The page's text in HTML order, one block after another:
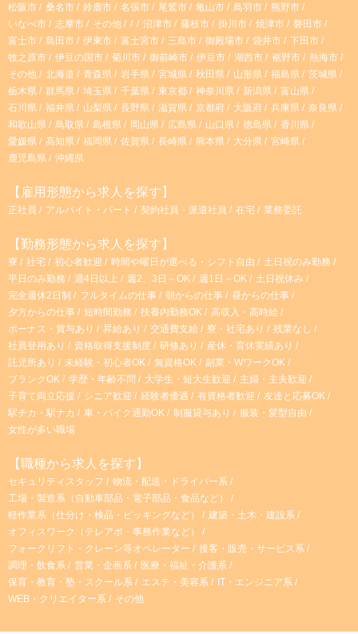
松阪市
桑名市 鈴鹿市 名張市 尾鷲市 亀山市 鳥羽市
熊野市
いなべ市
志摩市 その他 沼津市 藤枝市 掛川市 焼津市
磐田市
富士市
島田市 伊東市 富士宮市 三島市 御殿場市 袋井市
下田市
牧之原市
伊豆の国市 菊川市 御前崎市 伊豆市 湖西市 裾野市
熱海市
その他
北海道 青森県 岩手県 宮城県 秋田県 山形県 福島県
茨城県
栃木県
群馬県 埼玉県 千葉県 東京都 神奈川県 新潟県
富山県
石川県
福井県 山梨県 長野県 滋賀県 京都府 大阪府 兵庫県
奈良県
和歌山県
鳥取県 島根県 岡山県 広島県 山口県 徳島県
香川県
愛媛県
高知県 福岡県 佐賀県 長崎県 熊本県 大分県
宮崎県
鹿児島県
沖縄県
【雇用形態から求人を探す】
正社員 アルバイト・パート 契約社員・派遣社員 在宅 業務委託
【勤務形態から求人を探す】
寮 社宅 初心者歓迎 時間や曜日が選べる・シフト自由
土日祝のみ勤務
平日のみ勤務
週4日以上 週2、3日～OK 週1日～OK
土日祝休み
完全週休2日制
フルタイムの仕事 朝からの仕事
昼からの仕事
夕方からの仕事
短時間勤務 扶養内勤務OK
高収入・高時給
ボーナス・賞与あり
昇給あり 交通費支給 寮・社宅あり
残業なし
社員登用あり
資格取得支援制度 研修あり
産休・育休実績あり
託児所あり
未経験・初心者OK 無資格OK
副業・WワークOK
ブランクOK
学歴・年齢不問 大学生・短大生歓迎
主婦・主夫歓迎
子育て両立応援
シニア歓迎 経験者優遇 有資格者歓迎
友達と応募OK
駅チカ・駅ナカ
車・バイク通勤OK 制服貸与あり
服装・髪型自由
女性が多い職場
【職種から求人を探す】
セキュリティスタッフ
物流・配送・ドライバー系
工場・製造系（自動車部品・電子部品・食品など）
軽作業系（仕分け・検品・ピッキングなど）
建築・土木・建設系
オフィスワーク（テレアポ・事務作業など）
フォークリフト・クレーン等オペレーター
接客・販売・サービス系
調理・飲食系
営業・企画系
医療・福祉・介護系
保育・教育・塾・スクール系
エステ・美容系
IT・エンジニア系
WEB・クリエイター系
その他